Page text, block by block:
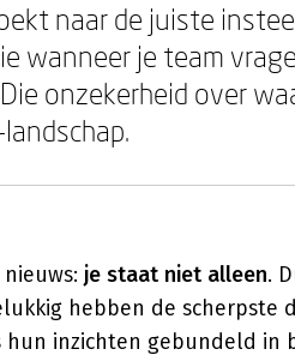
naar de juiste
wanneer je team
onzekerheid over
je staat niet alleen.
hebben de scherpste
inzichten gebundeld in